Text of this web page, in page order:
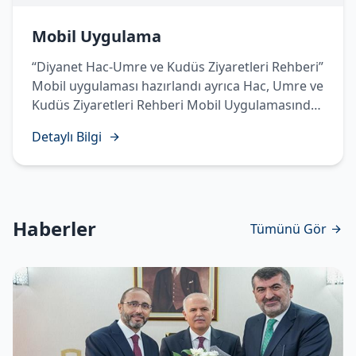
Mobil Uygulama
“Diyanet Hac-Umre ve Kudüs Ziyaretleri Rehberi”
Mobil uygulaması hazırlandı ayrıca Hac, Umre ve
Kudüs Ziyaretleri Rehberi Mobil Uygulamasında
işaret diliyle hazırlanarak vatandaşlarımızın
istifadesine sunuldu.
Detaylı Bilgi
Haberler Tümünü Gör